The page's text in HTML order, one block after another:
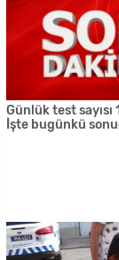
Günlük test
İşte bugünkü